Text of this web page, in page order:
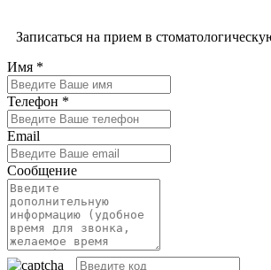
Записаться на прием в
Имя *
Телефон *
Email
Сообщение